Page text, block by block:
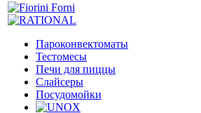
Пароконвектоматы
Тестомесы
Печи для пиццы
Слайсеры
Посудомойки